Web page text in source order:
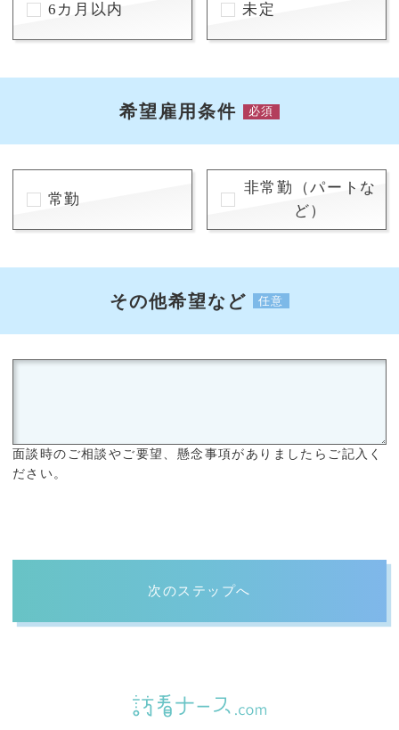
6カ月以内 未定
希望雇用条件 必須
常勤
非常勤（パートな
ど）
その他希望など 任意
面談時のご相談やご要望、懸念事項がありましたらご記入く
ださい。
次のステップへ